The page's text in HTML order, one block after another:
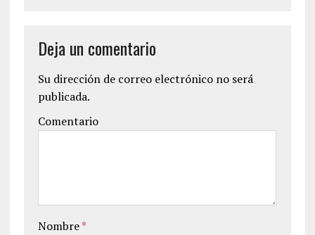
Deja un comentario
Su dirección de correo electrónico no será
publicada.
Comentario
Nombre*